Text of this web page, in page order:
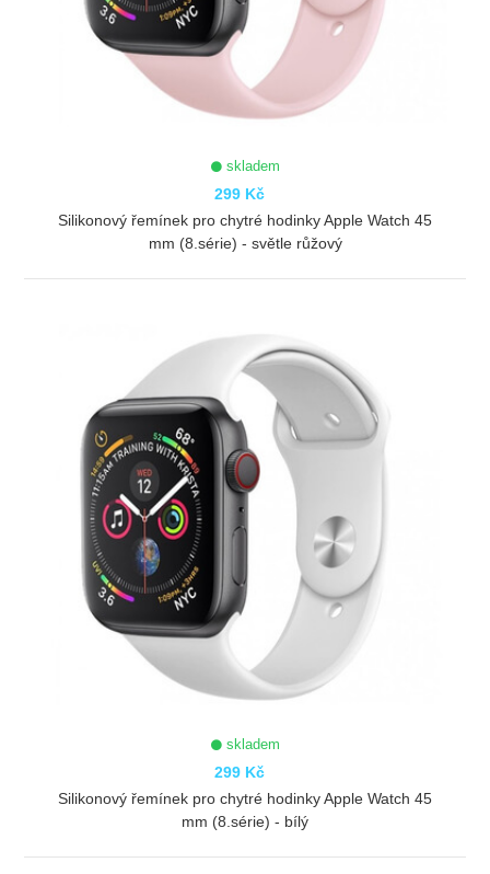
skladem
299 Kč
Silikonový řemínek pro chytré hodinky Apple Watch 45
mm (8.série) - světle růžový
skladem
299 Kč
Silikonový řemínek pro chytré hodinky Apple Watch 45
mm (8.série) - bílý